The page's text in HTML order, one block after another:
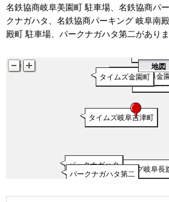
名鉄協商岐阜美園町 駐車場、名鉄協商パ
クナガハタ、名鉄協商パーキング 岐阜南
殿町 駐車場、パークナガハタ第二がありま
名鉄協商
タイムズ岐阜吉津町
名鉄協商岐阜金
タイムズ金園町
名鉄協商パーキング岐阜長
パークナガハタ
名鉄
パークナガハタ第二
地図